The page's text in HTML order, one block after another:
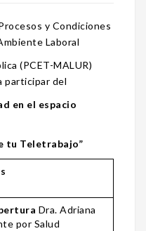
y Condiciones
Laboral
(PCET-MALUR)
participar del
en el espacio
tu Teletrabajo”
Dra. Adriana
por Salud